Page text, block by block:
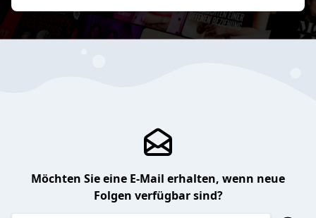
Möchten Sie eine E-Mail erhalten, wenn neue
Folgen verfügbar sind?